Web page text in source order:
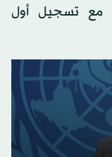
مع تسجيل أول